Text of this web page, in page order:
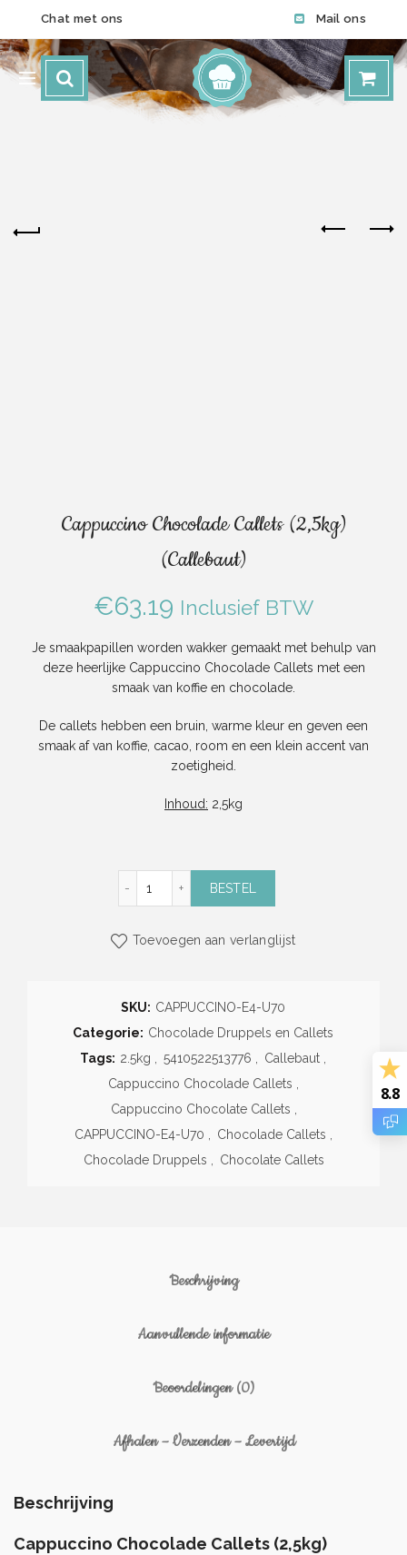
Chat met ons Mail ons
Cappuccino Chocolade Callets (2,5kg)
(Callebaut)
€63.19 Inclusief BTW
Je smaakpapillen worden wakker gemaakt met behulp van
deze heerlijke Cappuccino Chocolade Callets met een
smaak van koffie en chocolade.
De callets hebben een bruin, warme kleur en geven een
smaak af van koffie, cacao, room en een klein accent van
zoetigheid.
Inhoud: 2,5kg
BESTEL
Toevoegen aan verlanglijst
SKU: CAPPUCCINO-E4-U70
Categorie: Chocolade Druppels en Callets
Tags: 2.5kg 5410522513776 Callebaut
Cappuccino Chocolade Callets
Cappuccino Chocolate Callets
CAPPUCCINO-E4-U70
Chocolade Callets
Chocolade Druppels
Chocolate Callets
Beschrijving
Aanvullende informatie
Beoordelingen (0)
Afhalen – Verzenden – Levertijd
Beschrijving
Cappuccino Chocolade Callets (2,5kg)
8.8